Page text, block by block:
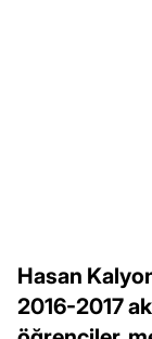
Hasan
2016-2017